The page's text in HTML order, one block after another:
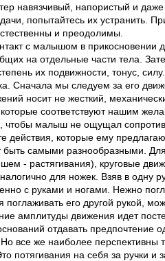
навязчивый, напористый и
попытайтесь их устранить.
и преодолимы.
с малышом в прикосновении
на отдельные части тела.
их подвижности, тонус,
Сначала мы следуем за его
носит не жесткий,
соответствуют нашим
чтобы малыш не ощущал
действия, которые ему
быть самыми разнообразными.
- растягивания), круговые
для ножек. Взяв в одну
с руками и ногами. Нежно
его другой рукой,
амплитуды движения идет
отдавать предпочтение
Но все же наиболее
потягивания на себя за ручки